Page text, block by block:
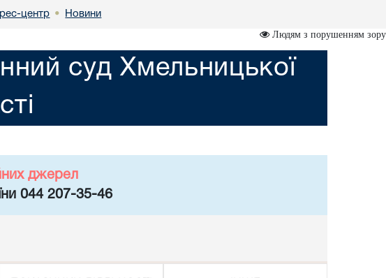
центр • Новини
Людям з порушенням зору
суд Хмельницької
джерел
044 207-35-46